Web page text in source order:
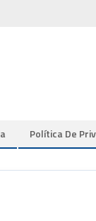
Política De